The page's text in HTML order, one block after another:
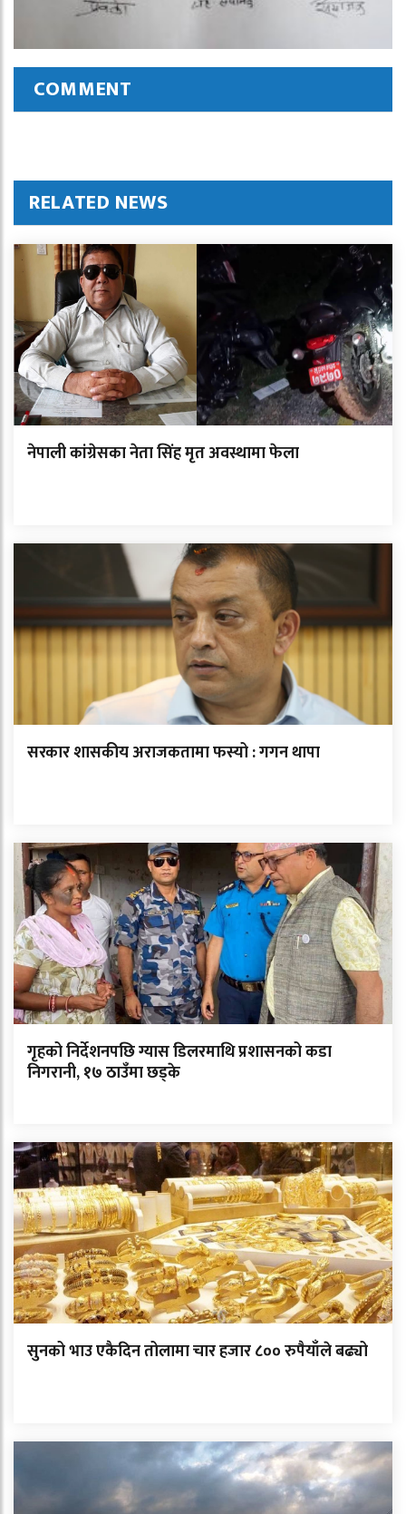
COMMENT
RELATED NEWS
नेपाली कांग्रेसका नेता सिंह मृत अवस्थामा फेला
सरकार शासकीय अराजकतामा फस्यो : गगन थापा
गृहको निर्देशनपछि ग्यास डिलरमाथि प्रशासनको कडा
निगरानी, १७ ठाउँमा छड्के
सुनको भाउ एकैदिन तोलामा चार हजार ८०० रुपैयाँले बढ्यो